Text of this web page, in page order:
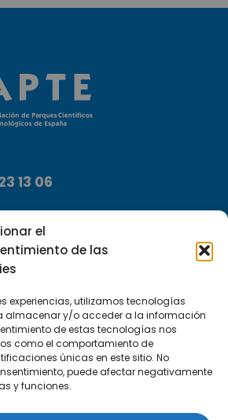
el
de las
experiencias, utilizamos tecnologías
almacenar y/o acceder a la información
de estas tecnologías nos
como el comportamiento de
únicas en este sitio. No
puede afectar negativamente
y funciones.
13 06
35
Málaga